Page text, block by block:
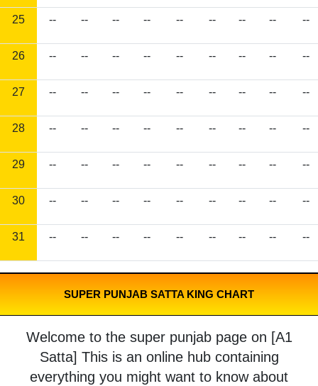
25 -- -- -- -- -- -- -- -- --
26 -- -- -- -- -- -- -- -- --
27 -- -- -- -- -- -- -- -- --
28 -- -- -- -- -- -- -- -- --
29 -- -- -- -- -- -- -- -- --
30 -- -- -- -- -- -- -- -- --
31 -- -- -- -- -- -- -- -- --
SUPER PUNJAB SATTA KING CHART
Welcome to the super punjab page on [A1
Satta] This is an online hub containing
everything you might want to know about